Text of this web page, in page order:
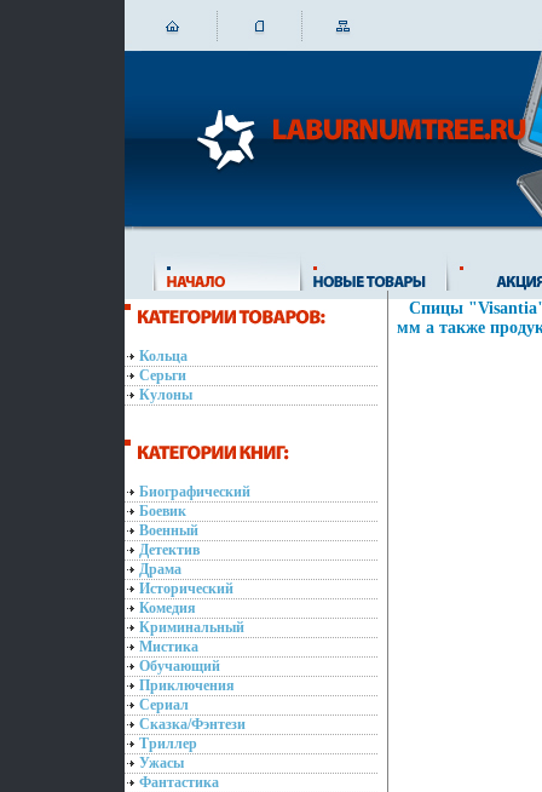
Кольца
Серьги
Кулоны
Биографический
Боевик
Военный
Детектив
Драма
Исторический
Комедия
Криминальный
Мистика
Обучающий
Приключения
Сериал
Сказка/Фэнтези
Триллер
Ужасы
Фантастика
Спицы "Visantia"
мм а также